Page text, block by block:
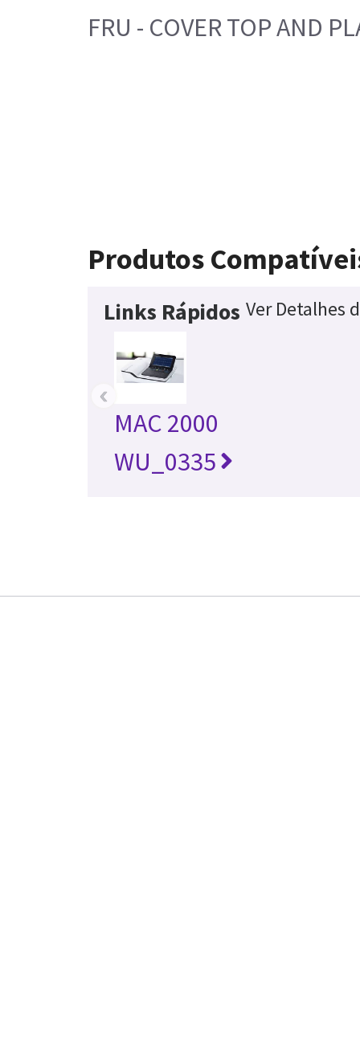
FRU - COVER TOP AND
Produtos
Links Rápidos Ver Detalhes
MAC 2000
WU_0335
‹